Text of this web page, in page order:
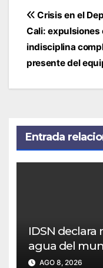
de
entradas
Crisis en el
Cali: expulsiones
indisciplina
presente del
Entrada
IDSN
agua del
a AGO 8, 2026